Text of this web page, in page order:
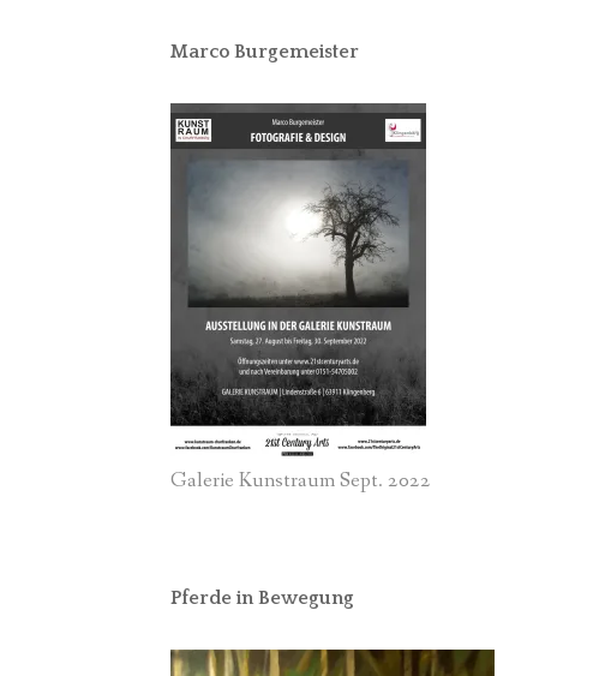
Marco Burgemeister
Galerie Kunstraum Sept. 2022
Pferde in Bewegung